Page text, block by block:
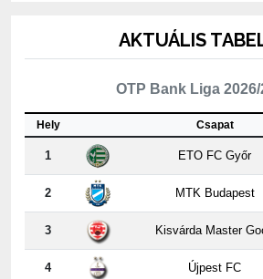
OTP Bank Liga 2026/
Csapat
1 ETO FC Győr
2 MTK Budapest
3 Kisvárda Master
4 Újpest FC
5 ZTE FC